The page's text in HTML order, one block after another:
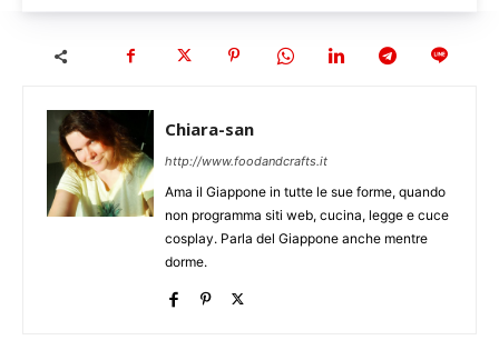
Chiara-san
http://www.foodandcrafts.it
Ama il Giappone in tutte le sue forme, quando
non programma siti web, cucina, legge e cuce
cosplay. Parla del Giappone anche mentre
dorme.